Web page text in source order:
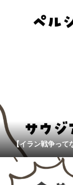
【イラン戦争って